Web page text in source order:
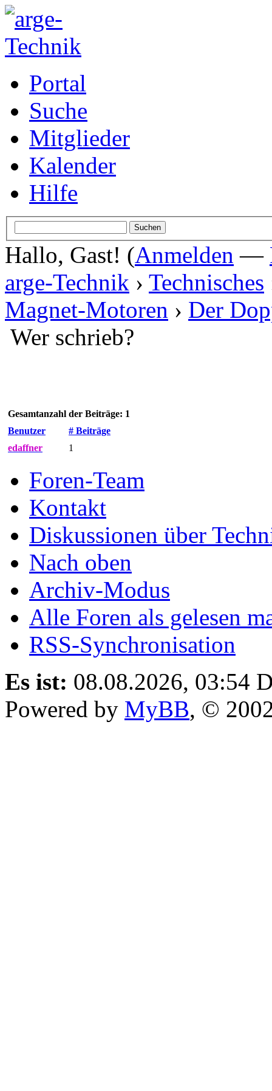
Portal
Suche
Mitglieder
Kalender
Hilfe
Hallo, Gast! (Anmelden —
arge-Technik › Technisches
Magnet-Motoren › Der
Wer schrieb?
Gesamtanzahl der Beiträge: 1
Benutzer
# Beiträge
edaffner
1
Foren-Team
Kontakt
Diskussionen über
Nach oben
Archiv-Modus
Alle Foren als gelesen
RSS-Synchronisation
Es ist: 08.08.2026, 03:54
Powered by MyBB, ©